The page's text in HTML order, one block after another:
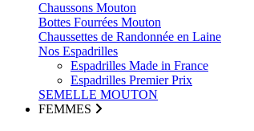
Chaussons Mouton
Bottes Fourrées Mouton
Chaussettes de Randonnée en Laine
Nos Espadrilles
Espadrilles Made in France
Espadrilles Premier Prix
SEMELLE MOUTON
FEMMES